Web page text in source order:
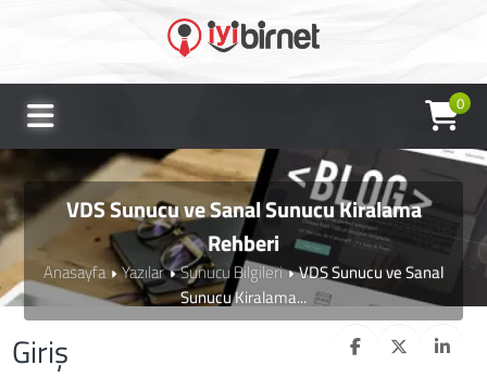
0
VDS Sunucu ve Sanal Sunucu Kiralama
Rehberi
Anasayfa Yazılar Sunucu Bilgileri
VDS Sunucu ve Sanal
Sunucu Kiralama...
Giriş